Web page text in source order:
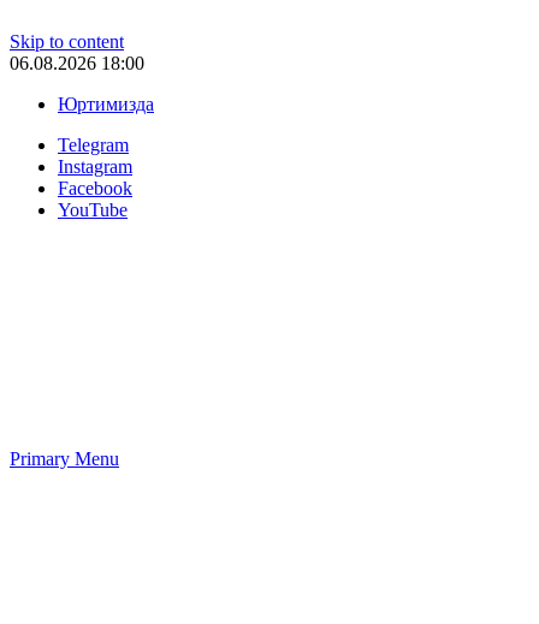
Skip to content
06.08.2026 18:00
Юртимизда
Telegram
Instagram
Facebook
YouTube
Primary Menu